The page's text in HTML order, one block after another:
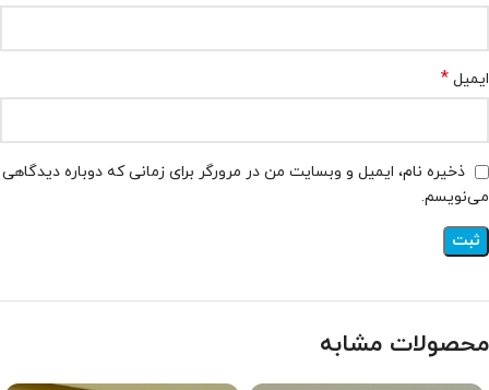
ایمیل *
ذخیره نام، ایمیل و وبسایت من در مرورگر برای زمانی که دوباره دیدگاهی
می‌نویسم.
محصولات مشابه